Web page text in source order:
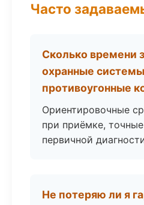
Часто
Сколько времени
охранные
противоугонные
Ориентировочные
при приёмке,
первичной
Не потеряю ли я